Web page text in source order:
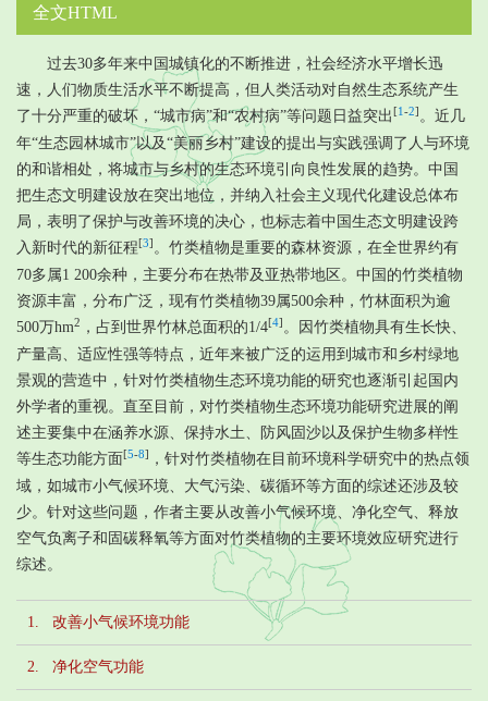
全文HTML
过去30多年来中国城镇化的不断推进，社会经济水平增长迅
速，人们物质生活水平不断提高，但人类活动对自然生态系统产生
了十分严重的破坏，“城市病”和“农村病”等问题日益突出 [1 -2] 。近几
年“生态园林城市”以及“美丽乡村”建设的提出与实践强调了人与环境
的和谐相处，将城市与乡村的生态环境引向良性发展的趋势。中国
把生态文明建设放在突出地位，并纳入社会主义现代化建设总体布
局，表明了保护与改善环境的决心，也标志着中国生态文明建设跨
入新时代的新征程[3] 。竹类植物是重要的森林资源，在全世界约有
70多属1 200余种，主要分布在热带及亚热带地区。中国的竹类植物
资源丰富，分布广泛，现有竹类植物39属500余种，竹林面积为逾
500万hm2 ，占到世界竹林总面积的1/4[4] 。因竹类植物具有生长快、
产量高、适应性强等特点，近年来被广泛的运用到城市和乡村绿地
景观的营造中，针对竹类植物生态环境功能的研究也逐渐引起国内
外学者的重视。直至目前，对竹类植物生态环境功能研究进展的阐
述主要集中在涵养水源、保持水土、防风固沙以及保护生物多样性
等生态功能方面[5-8]
，针对竹类植物在目前环境科学研究中的热点领
域，如城市小气候环境、大气污染、碳循环等方面的综述还涉及较
少。针对这些问题，作者主要从改善小气候环境、净化空气、释放
空气负离子和固碳释氧等方面对竹类植物的主要环境效应研究进行
综述。
1. 改善小气候环境功能
2. 净化空气功能